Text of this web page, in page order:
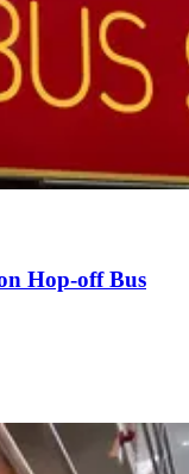
Hop-off Bus